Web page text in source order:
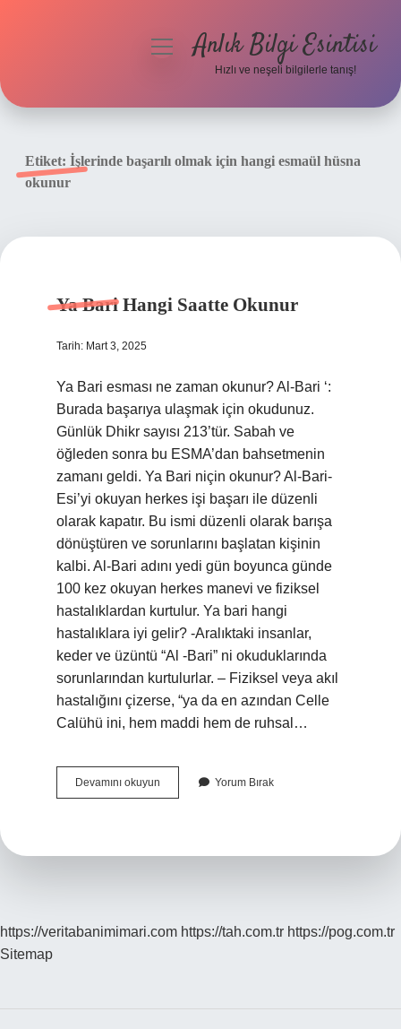
Yasal Uyarı
menüyüAnlık Bilgi Esintisi
Hızlı ve neşeli bilgilerle tanış!
Etiket: İşlerinde başarılı olmak için hangi esmaül hüsna
okunur
Ya Bari Hangi Saatte Okunur
Tarih: Mart 3, 2025
Ya Bari esması ne zaman okunur? Al-Bari ‘:
Burada başarıya ulaşmak için okudunuz.
Günlük Dhikr sayısı 213’tür. Sabah ve
öğleden sonra bu ESMA’dan bahsetmenin
zamanı geldi. Ya Bari niçin okunur? Al-Bari-
Esi’yi okuyan herkes işi başarı ile düzenli
olarak kapatır. Bu ismi düzenli olarak barışa
dönüştüren ve sorunlarını başlatan kişinin
kalbi. Al-Bari adını yedi gün boyunca günde
100 kez okuyan herkes manevi ve fiziksel
hastalıklardan kurtulur. Ya bari hangi
hastalıklara iyi gelir? -Aralıktaki insanlar,
keder ve üzüntü “Al -Bari” ni okuduklarında
sorunlarından kurtulurlar. – Fiziksel veya akıl
hastalığını çizerse, “ya ​​da en azından Celle
Calühü ini, hem maddi hem de ruhsal…
Devamını okuyun
Bari
Yorum Bırak
https://veritabanimimari.com https://tah.com.tr https://pog.com.tr
Sitemap